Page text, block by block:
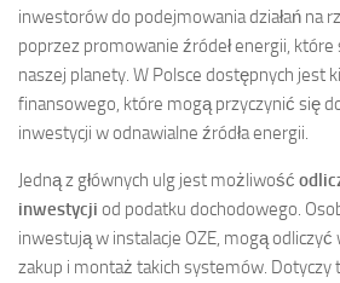
inwestorów do podejmowania działań na
poprzez promowanie źródeł energii,
naszej planety. W Polsce dostępnych jest
finansowego, które mogą przyczynić się
inwestycji w odnawialne źródła energii.
Jedną z głównych ulg jest możliwość
inwestycji od podatku dochodowego.
inwestują w instalacje OZE, mogą
zakup i montaż takich systemów. Dotyczy